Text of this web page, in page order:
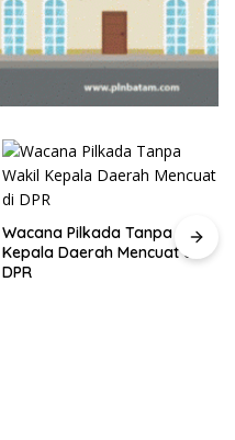
Wacana Pilkada Tanpa Wakil
Kepala Daerah Mencuat di
DPR